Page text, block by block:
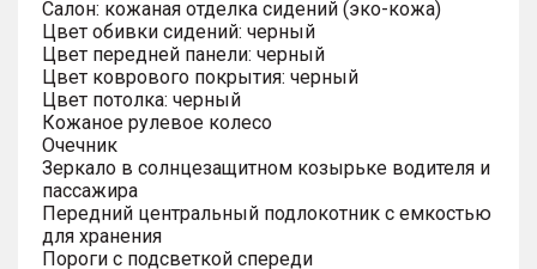
Салон: кожаная отделка сидений (эко-кожа)
Цвет обивки сидений: черный
Цвет передней панели: черный
Цвет коврового покрытия: черный
Цвет потолка: черный
Кожаное рулевое колесо
Очечник
Зеркало в солнцезащитном козырьке водителя и
пассажира
Передний центральный подлокотник с емкостью
для хранения
Пороги с подсветкой спереди